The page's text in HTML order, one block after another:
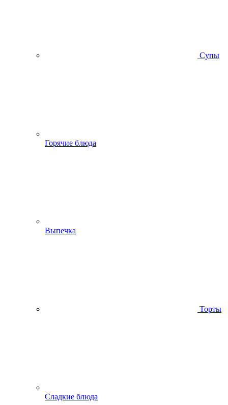
Супы
Горячие блюда
Выпечка
Торты
Сладкие блюда